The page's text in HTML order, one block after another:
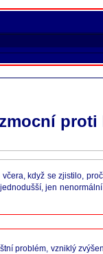
proti
když se zjistilo,
jen
problém, vzniklý